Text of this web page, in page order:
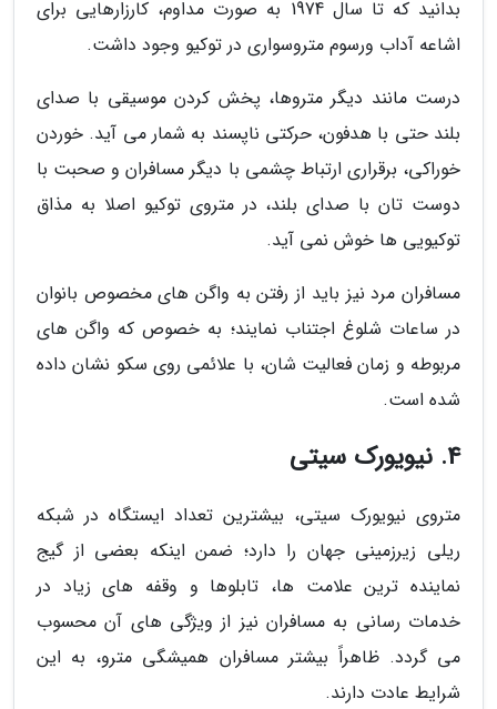
بدانید که تا سال 1974 به صورت مداوم، کارزارهایی برای
اشاعه آداب ورسوم متروسواری در توکیو وجود داشت.
درست مانند دیگر متروها، پخش کردن موسیقی با صدای
بلند حتی با هدفون، حرکتی ناپسند به شمار می آید. خوردن
خوراکی، برقراری ارتباط چشمی با دیگر مسافران و صحبت با
دوست تان با صدای بلند، در متروی توکیو اصلا به مذاق
توکیویی ها خوش نمی آید.
مسافران مرد نیز باید از رفتن به واگن های مخصوص بانوان
در ساعات شلوغ اجتناب نمایند؛ به خصوص که واگن های
مربوطه و زمان فعالیت شان، با علائمی روی سکو نشان داده
شده است.
4. نیویورک سیتی
متروی نیویورک سیتی، بیشترین تعداد ایستگاه در شبکه
ریلی زیرزمینی جهان را دارد؛ ضمن اینکه بعضی از گیج
نماینده ترین علامت ها، تابلوها و وقفه های زیاد در
خدمات رسانی به مسافران نیز از ویژگی های آن محسوب
می گردد. ظاهراً بیشتر مسافران همیشگی مترو، به این
شرایط عادت دارند.